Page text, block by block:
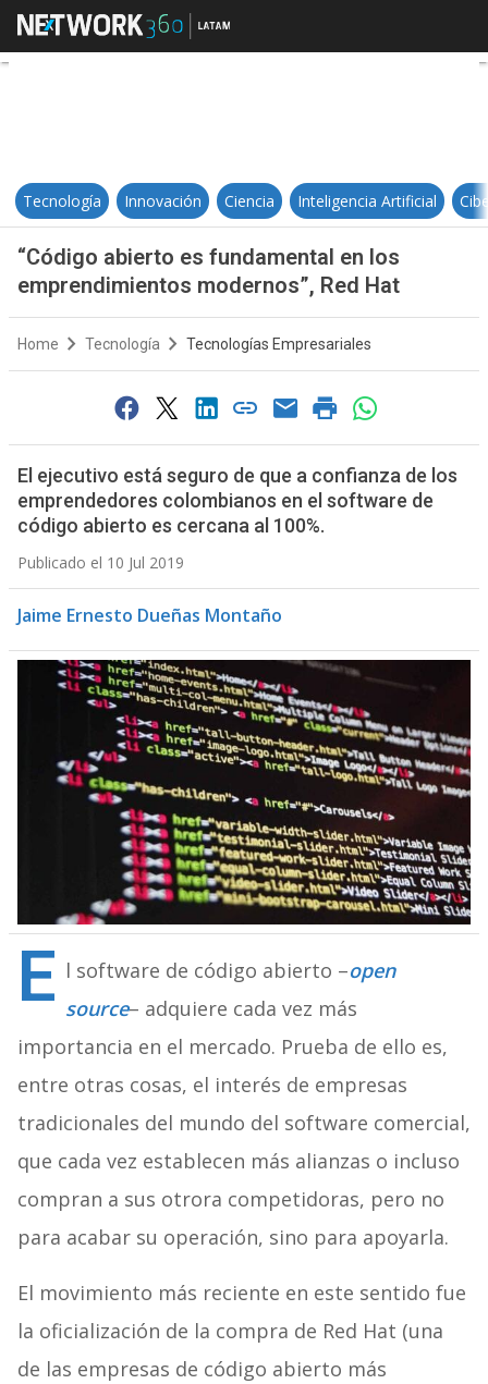
“Código abierto es fundamental
Tecnología Innovación Ciencia Inteligencia Artificial
“Código abierto es fundamental en los
emprendimientos modernos”, Red Hat
Home Tecnología Tecnologías Empresariales
El ejecutivo está seguro de que a confianza de los
emprendedores colombianos en el software de
código abierto es cercana al 100%.
Publicado el 10 Jul 2019
Jaime Ernesto Dueñas Montaño
E l software de código abierto –open
source– adquiere cada vez más
importancia en el mercado. Prueba de ello es,
entre otras cosas, el interés de empresas
tradicionales del mundo del software comercial,
que cada vez establecen más alianzas o incluso
compran a sus otrora competidoras, pero no
para acabar su operación, sino para apoyarla.
El movimiento más reciente en este sentido fue
la oficialización de la compra de Red Hat (una
de las empresas de código abierto más